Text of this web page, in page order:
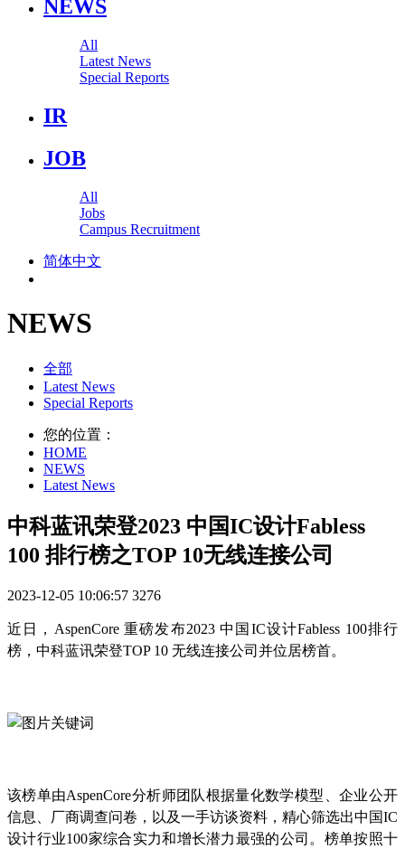
NEWS
All
Latest News
Special Reports
IR
JOB
All
Jobs
Campus Recruitment
简体中文
NEWS
全部
Latest News
Special Reports
您的位置：
HOME
NEWS
Latest News
中科蓝讯荣登2023 中国IC设计Fabless
100 排行榜之TOP 10无线连接公司
2023-12-05 10:06:57 3276
近日，AspenCore 重磅发布2023 中国IC设计Fabless 100排行
榜，中科蓝讯荣登TOP 10 无线连接公司并位居榜首。
该榜单由AspenCore分析师团队根据量化数学模型、企业公开
信息、厂商调查问卷，以及一手访谈资料，精心筛选出中国IC
设计行业100家综合实力和增长潜力最强的公司。榜单按照十